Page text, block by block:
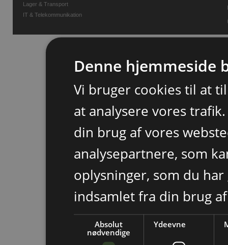
Lager & Transport
IT & Telekommunikation
Denne hjemmeside
Vi bruger cookies til at
at analysere vores
din brug af vores
analysepartnere, som
oplysninger, som du
indsamlet fra din brug
Absolut
nødvendige
Ydeevne